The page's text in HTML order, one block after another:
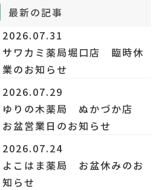
最新の記事
2026.07.31
サワカミ薬局堀口店 臨時休
業のお知らせ
2026.07.29
ゆりの木薬局 ぬかづか店
お盆営業日のお知らせ
2026.07.24
よこはま薬局 お盆休みのお
知らせ